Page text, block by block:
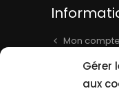
Gérer
aux
Mon compte
Panier
Livraison &